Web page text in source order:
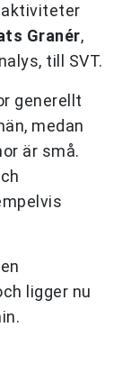
aktiviteter
Granér,
till SVT.
generellt
medan
är små.
ligger nu